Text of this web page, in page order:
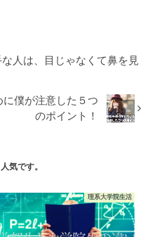
人は、目じゃなくて鼻を見
僕が注意した５つ
のポイント！
気です。
理系大学院生活